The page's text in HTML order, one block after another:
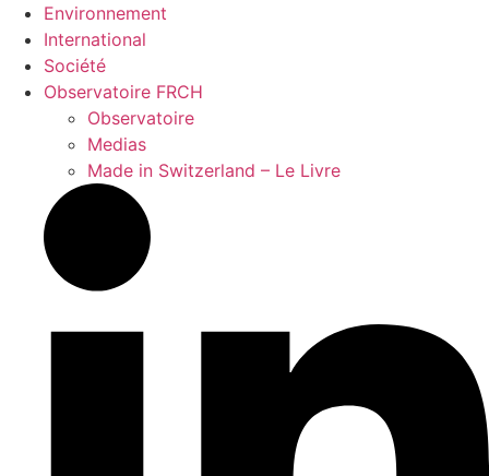
Environnement
International
Société
Observatoire FRCH
Observatoire
Medias
Made in Switzerland – Le Livre